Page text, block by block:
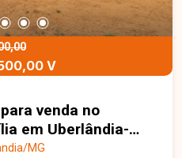
V
venda no
em Uberlândia-
MG